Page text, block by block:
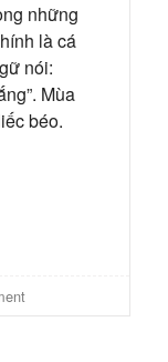
những
là cá
nói:
Mùa
béo.
on
Bốn